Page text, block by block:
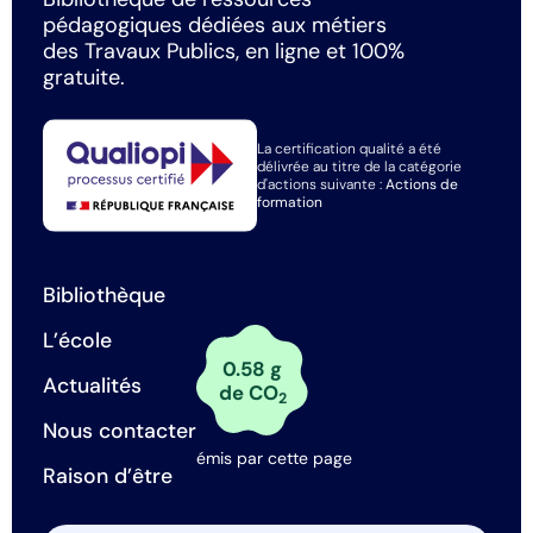
pédagogiques dédiées aux métiers
des Travaux Publics, en ligne et 100%
gratuite.
La certification qualité a été
délivrée au titre de la catégorie
d'actions suivante :Actions de
formation
Bibliothèque
L’école
Actualités
Nous contacter
Raison d’être
0.58 g
de CO2
émis par cette page